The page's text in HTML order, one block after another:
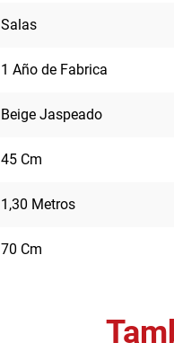
Salas
1 Año de Fabrica
Beige Jaspeado
45 Cm
1,30 Metros
70 Cm